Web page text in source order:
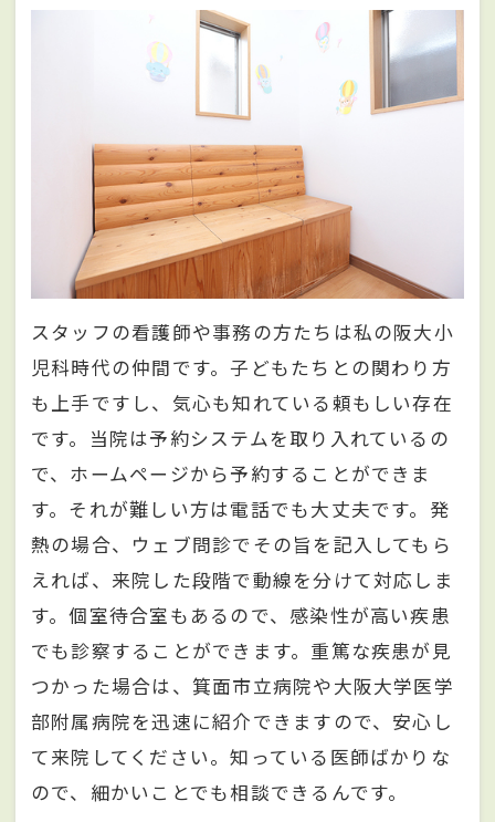
スタッフの看護師や事務の方たちは私の阪大小
児科時代の仲間です。子どもたちとの関わり方
も上手ですし、気心も知れている頼もしい存在
です。当院は予約システムを取り入れているの
で、ホームページから予約することができま
す。それが難しい方は電話でも大丈夫です。発
熱の場合、ウェブ問診でその旨を記入してもら
えれば、来院した段階で動線を分けて対応しま
す。個室待合室もあるので、感染性が高い疾患
でも診察することができます。重篤な疾患が見
つかった場合は、箕面市立病院や大阪大学医学
部附属病院を迅速に紹介できますので、安心し
て来院してください。知っている医師ばかりな
ので、細かいことでも相談できるんです。